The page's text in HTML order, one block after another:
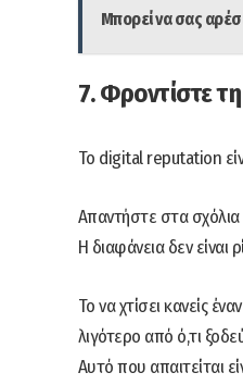
Μπορεί να σας
7. Φροντίστε
Το digital reputation
Απαντήστε στα σχόλια
Η διαφάνεια δεν είναι
Το να χτίσει κανείς
λιγότερο από ό,τι
Αυτό που απαιτείται